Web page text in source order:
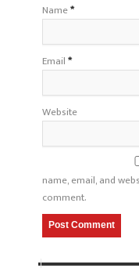
Name*
Email*
Website
name, email, and
comment.